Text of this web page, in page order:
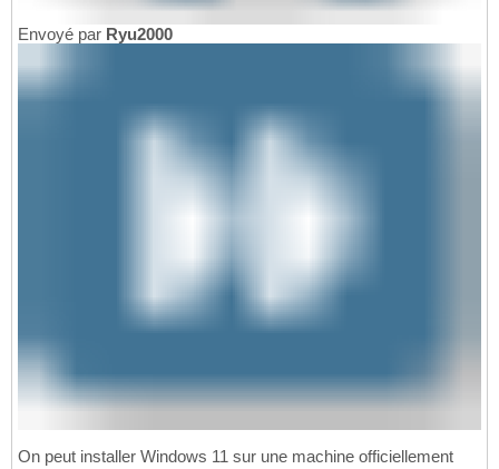
Envoyé par Ryu2000
On peut installer Windows 11 sur une machine officiellement